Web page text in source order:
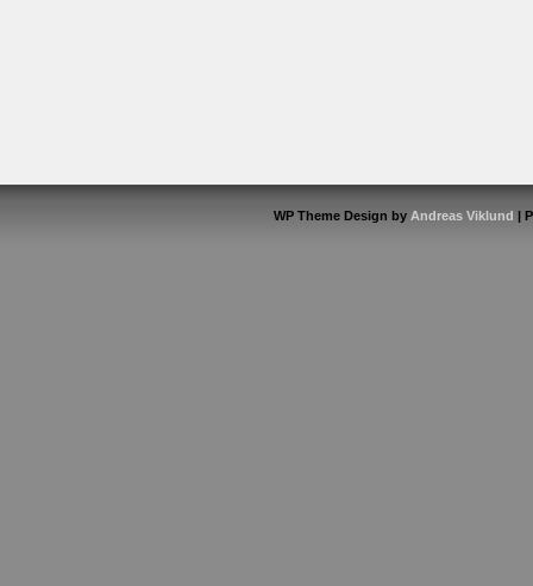
WP Theme Design by Andreas Viklund |